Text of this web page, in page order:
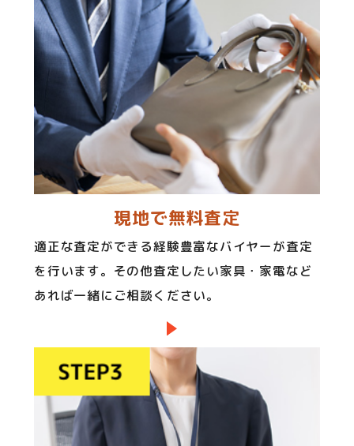
現地で無料査定
適正な査定ができる経験豊富なバイヤーが査定
を行います。その他査定したい家具・家電など
あれば一緒にご相談ください。